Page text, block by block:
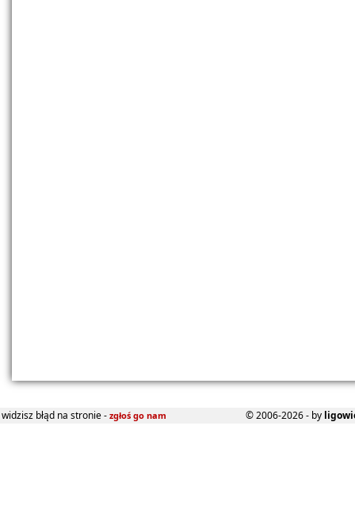
widzisz błąd na stronie - zgłoś go nam © 2006-2026 - by